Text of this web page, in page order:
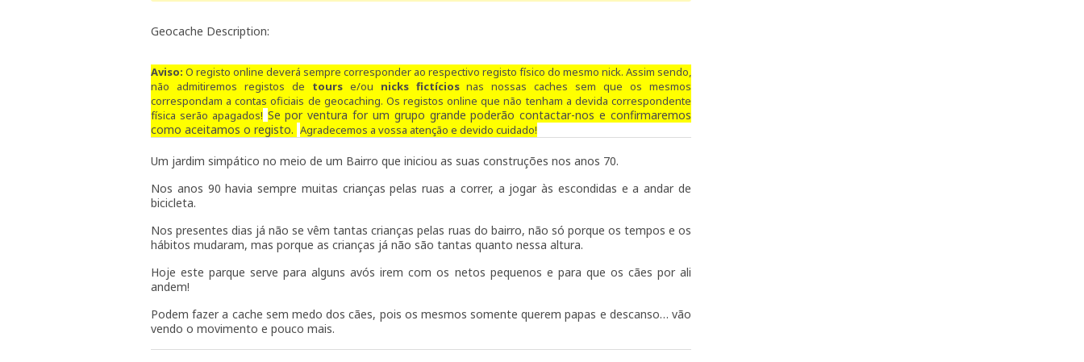
Geocache Description:
Aviso: O registo online deverá sempre corresponder ao respectivo registo físico do mesmo nick. Assim sendo,
não admitiremos registos de tourse/ou nicks fictíciosnas nossas caches sem que os mesmos
correspondam a contas oficiais de geocaching. Os registos online que não tenham a devida correspondente
física serão apagados! Se por ventura for um grupo grande poderão contactar-nos e confirmaremos
como aceitamos o registo. Agradecemos a vossa atenção e devido cuidado!
Um jardim simpático no meio de um Bairro que iniciou as suas construções nos anos 70.
Nos anos 90 havia sempre muitas crianças pelas ruas a correr, a jogar às escondidas e a andar de
bicicleta.
Nos presentes dias já não se vêm tantas crianças pelas ruas do bairro, não só porque os tempos e os
hábitos mudaram, mas porque as crianças já não são tantas quanto nessa altura.
Hoje este parque serve para alguns avós irem com os netos pequenos e para que os cães por ali
andem!
Podem fazer a cache sem medo dos cães, pois os mesmos somente querem papas e descanso… vão
vendo o movimento e pouco mais.